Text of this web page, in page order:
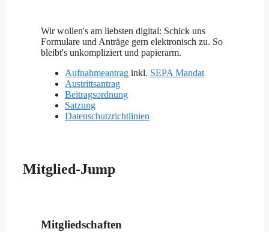
Wir wollen's am liebsten digital: Schick uns
Formulare und Anträge gern elektronisch zu. So
bleibt's unkompliziert und papierarm.
Aufnahmeantrag inkl. SEPA Mandat
Austrittsantrag
Beitragsordnung
Satzung
Datenschutzrichtlinien
Mitglied-Jump
Mitgliedschaften